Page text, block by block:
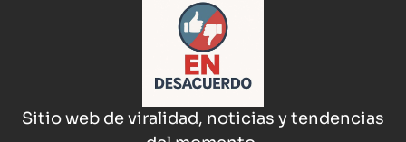
Sitio web de viralidad, noticias y tendencias